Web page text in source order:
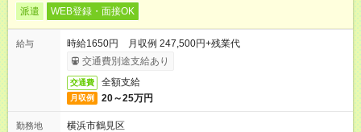
派遣 WEB登録・面接OK
給与
時給1650円 月収例 247,500円+残業代
交通費別途支給あり
交通費 全額支給
月収例 20～25万円
勤務地
横浜市鶴見区